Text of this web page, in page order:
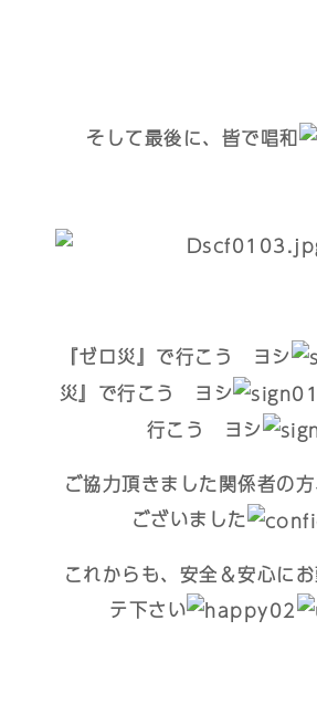
そして最後に、皆で唱和
『ゼロ災』で行こう ヨシ
災』で行こう ヨシ
行こう ヨシ
ご協力頂きました関係者の
ございました
これからも、安全＆安心に
テ下さい